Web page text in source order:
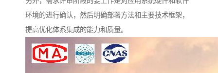
环境的进行确认，然后明确部署方法和主要技术框架，
提高优化体系集成的能力和质量。